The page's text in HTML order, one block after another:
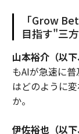
「Grow
目指す"三
山本裕介（以下
もAIが急速に
はどのように
か。
伊佐裕也（以下